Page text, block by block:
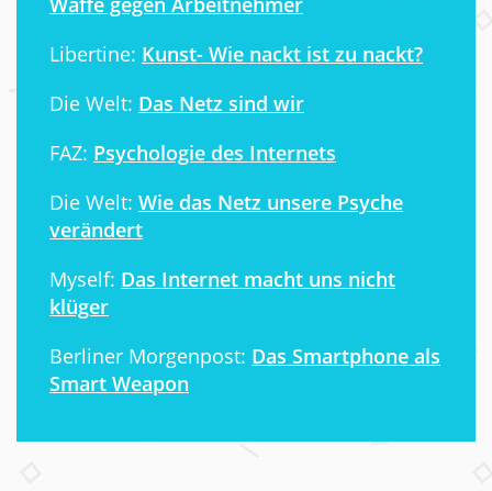
Libertine: Kunst- Wie nackt ist zu nackt?
Die Welt: Das Netz sind wir
FAZ: Psychologie des Internets
Die Welt: Wie das Netz unsere Psyche
verändert
Myself: Das Internet macht uns nicht
klüger
Berliner Morgenpost: Das Smartphone als
Smart Weapon